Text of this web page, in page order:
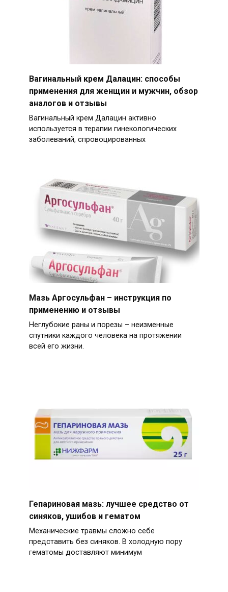
Вагинальный крем Далацин: способы
применения для женщин и мужчин, обзор
аналогов и отзывы
Вагинальный крем Далацин активно
используется в терапии гинекологических
заболеваний, спровоцированных
Мазь Аргосульфан – инструкция по
применению и отзывы
Неглубокие раны и порезы – неизменные
спутники каждого человека на протяжении
всей его жизни.
Гепариновая мазь: лучшее средство от
синяков, ушибов и гематом
Механические травмы сложно себе
представить без синяков. В холодную пору
гематомы доставляют минимум